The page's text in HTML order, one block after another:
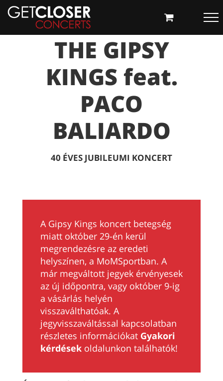
Kihagyás
THE GIPSY
KINGS feat.
PACO
BALIARDO
40 ÉVES JUBILEUMI KONCERT
A Gipsy Kings koncert betegség
miatt október 29-én kerül
megrendezésre az eredeti
helyszínen, a MoMSportban. A
már megváltott jegyek érvényesek
az új időpontra, vagy október 9-ig
a vásárlás helyén
visszaválthatóak. A
jegyvisszaváltással kapcsolatban
részletes információkat Gyakori
kérdésekoldalunkon találhatók!